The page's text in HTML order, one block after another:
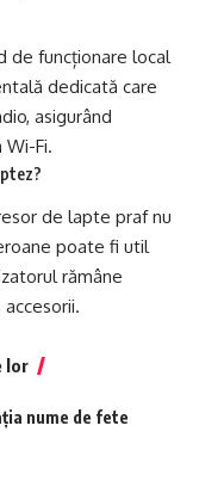
de funcționare local
dedicată care
asigurând
Wi-Fi.
de lapte praf nu
poate fi util
rămâne
lor
nume de fete